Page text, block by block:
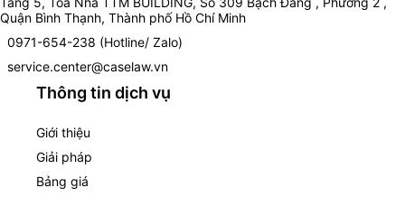
Quận Bình Thạnh, Thành phố Hồ Chí Minh
0971-654-238 (Hotline/ Zalo)
service.center@caselaw.vn
Thông tin dịch vụ
Giới thiệu
Giải pháp
Bảng giá